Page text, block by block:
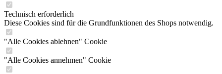
Technisch erforderlich
Diese Cookies sind für die Grundfunktionen des Shops notwendig.
"Alle Cookies ablehnen" Cookie
"Alle Cookies annehmen" Cookie